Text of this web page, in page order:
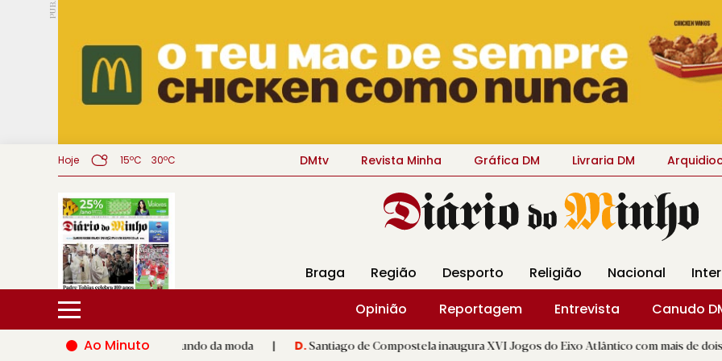
PUB.
Hoje 15ºC 30ºC DMtv Revista Minha Gráfica DM Livraria DM
Braga Região Desporto Religião Nacional
Opinião
Reportagem Entrevista
Canudo
Ao Minuto
e à inovação do mundo da moda | D.Santiago de Compostela inaugura XVI Jogos do Eixo Atlântico com mais de dois mil atletas